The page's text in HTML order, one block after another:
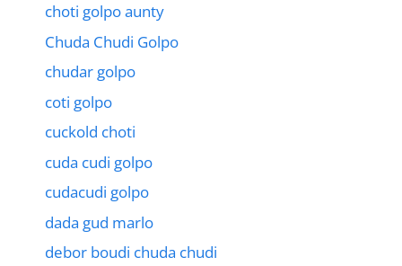
choti golpo aunty
Chuda Chudi Golpo
chudar golpo
coti golpo
cuckold choti
cuda cudi golpo
cudacudi golpo
dada gud marlo
debor boudi chuda chudi